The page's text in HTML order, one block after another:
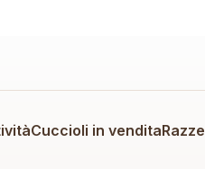
Cuccioli in venditaRazze